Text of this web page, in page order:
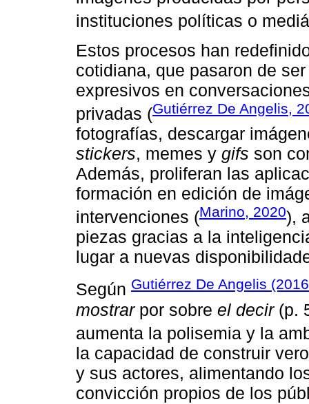
instituciones políticas o
Estos procesos han
cotidiana, que pasaron de
expresivos en
privadas (Gutiérrez De Angelis,
fotografías, descargar
stickers, memes y gifs son
Además, proliferan las
formación en edición de
intervenciones (Marino, 2020),
piezas gracias a la
lugar a nuevas
Según Gutiérrez De Angelis (2016
mostrarpor sobre el decir(p.
aumenta la polisemia y la
la capacidad de construir
y sus actores, alimentando
convicción propios de los